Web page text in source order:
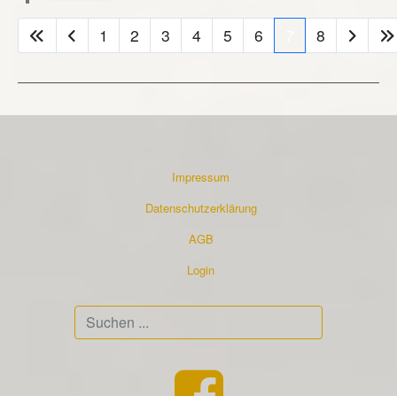
1 2 3 4 5 6 8
Impressum
Datenschutzerklärung
AGB
Login